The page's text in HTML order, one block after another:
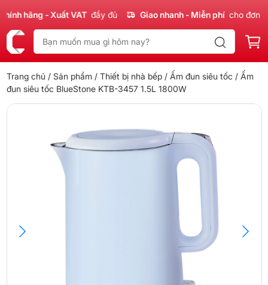
hãng - Xuất VAT đầy đủ Giao nhanh - Miễn phí cho đơn 300k
Trang chủ / Sản phẩm / Thiết bị nhà bếp/ Ấm đun siêu tốc / Ấm
đun siêu tốc BlueStone KTB-3457 1.5L 1800W